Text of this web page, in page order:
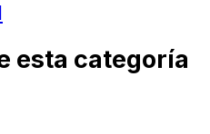
esta categoría